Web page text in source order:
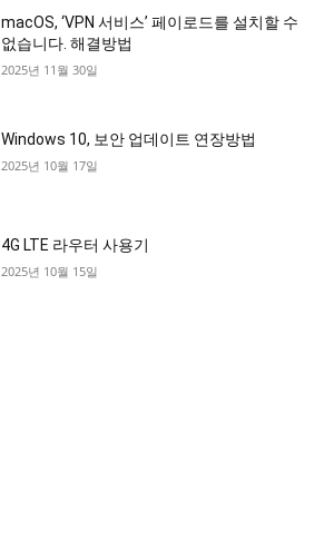
macOS, ‘VPN 서비스’ 페이로드를 설치할 수
없습니다. 해결방법
2025년 11월 30일
Windows 10, 보안 업데이트 연장방법
2025년 10월 17일
4G LTE 라우터 사용기
2025년 10월 15일